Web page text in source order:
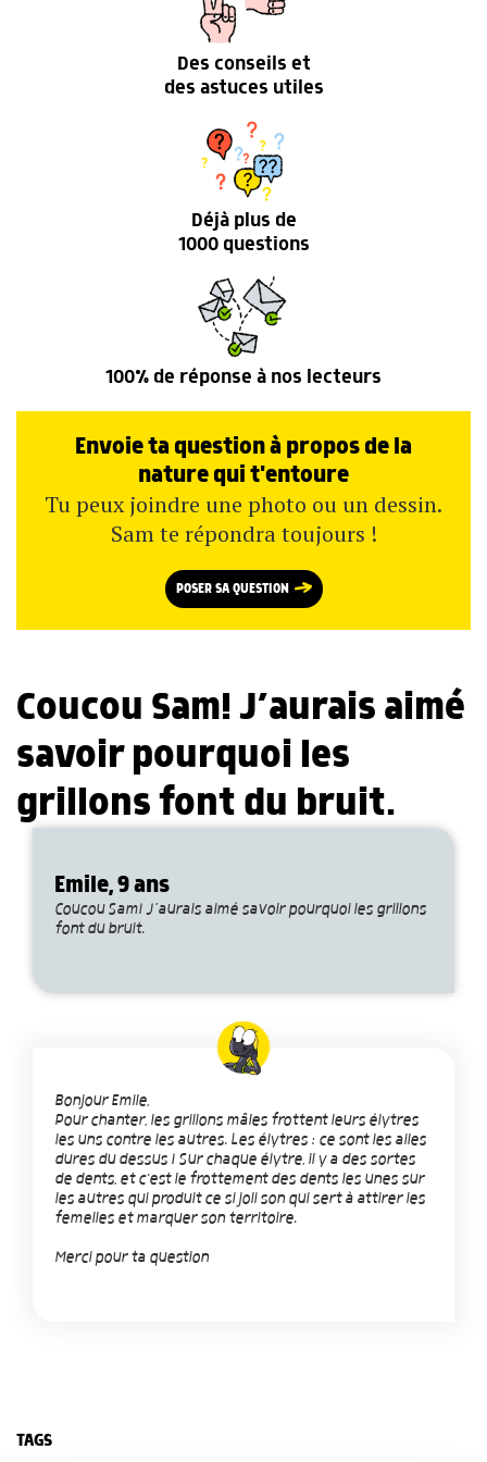
Des conseils et
des astuces utiles
Déjà plus de
1000 questions
100% de réponse à nos lecteurs
Envoie ta question à propos de la
nature qui t'entoure
Tu peux joindre une photo ou un dessin.
Sam te répondra toujours !
POSER SA QUESTION
Coucou Sam! J’aurais aimé
savoir pourquoi les
grillons font du bruit.
Emile, 9 ans
Coucou Sam! J’aurais aimé savoir pourquoi les grillons
font du bruit.
Bonjour Emile,
Pour chanter, les grillons mâles frottent leurs élytres
les uns contre les autres. Les élytres : ce sont les ailes
dures du dessus ! Sur chaque élytre, il y a des sortes
de dents, et c'est le frottement des dents les unes sur
les autres qui produit ce si joli son qui sert à attirer les
femelles et marquer son territoire.
Merci pour ta question
TAGS